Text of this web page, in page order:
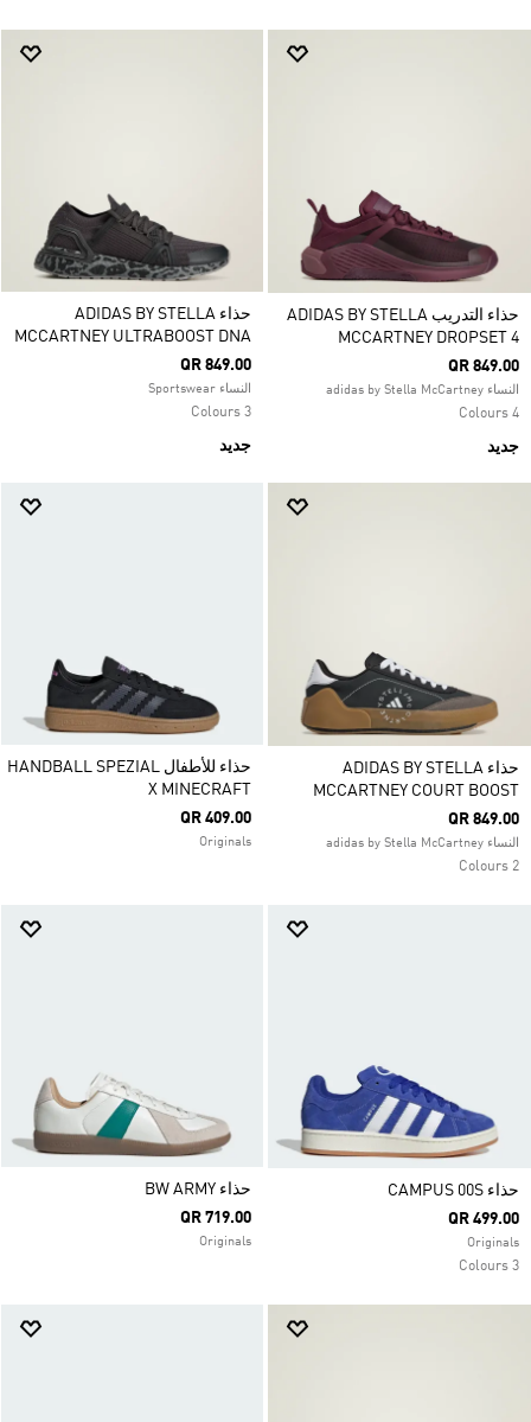
حذاء التدريب ADIDAS BY STELLA
MCCARTNEY DROPSET 4
QR 849.00
النساء adidas by Stella McCartney
4 Colours
جديد
حذاء ADIDAS BY STELLA
MCCARTNEY ULTRABOOST DNA
QR 849.00
النساء Sportswear
3 Colours
جديد
حذاء ADIDAS BY STELLA
MCCARTNEY COURT BOOST
QR 849.00
النساء adidas by Stella McCartney
2 Colours
حذاء للأطفال HANDBALL SPEZIAL
X MINECRAFT
QR 409.00
Originals
حذاء CAMPUS 00S
QR 499.00
Originals
3 Colours
حذاء ‏BW ARMY
QR 719.00
Originals